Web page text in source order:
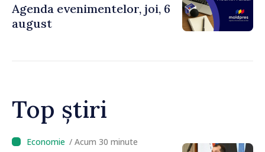
Agenda evenimentelor, joi, 6
august
Top știri
/ Acum 13 minute